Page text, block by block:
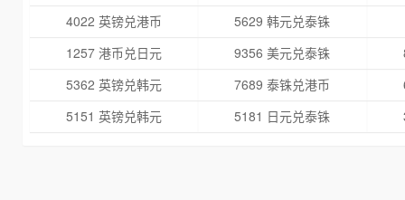
4022 英镑兑港币
5629 韩元兑泰铢
1257 港币兑日元
9356 美元兑泰铢
5362 英镑兑韩元
7689 泰铢兑港币
5151 英镑兑韩元
5181 日元兑泰铢